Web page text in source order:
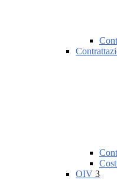
OIV 3